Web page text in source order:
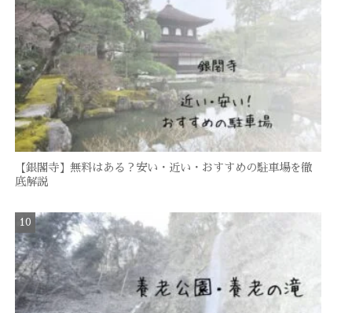
【銀閣寺】無料はある？安い・近い・おすすめの駐車場を徹
底解説